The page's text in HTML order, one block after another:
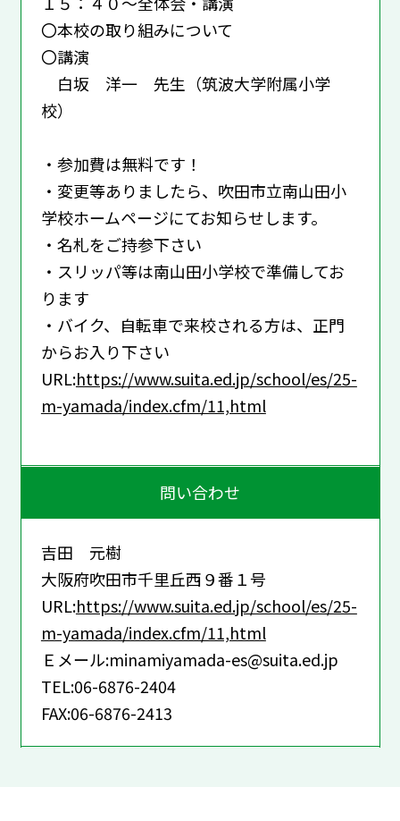
〇本校の取り組みについて
〇講演
白坂 洋一 先生（筑波大学附属小学
校）
・参加費は無料です！
・変更等ありましたら、吹田市立南山田小
学校ホームページにてお知らせします。
・名札をご持参下さい
・スリッパ等は南山田小学校で準備してお
ります
・バイク、自転車で来校される方は、正門
からお入り下さい
URL:https://www.suita.ed.jp/school/es/25-
m-yamada/index.cfm/11,html
問い合わせ
吉田 元樹
大阪府吹田市千里丘西９番１号
URL:https://www.suita.ed.jp/school/es/25-
m-yamada/index.cfm/11,html
Ｅメール:minamiyamada-es@suita.ed.jp
TEL:06-6876-2404
FAX:06-6876-2413